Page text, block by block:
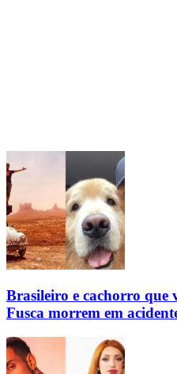
Brasileiro e cachorro que
Fusca morrem em